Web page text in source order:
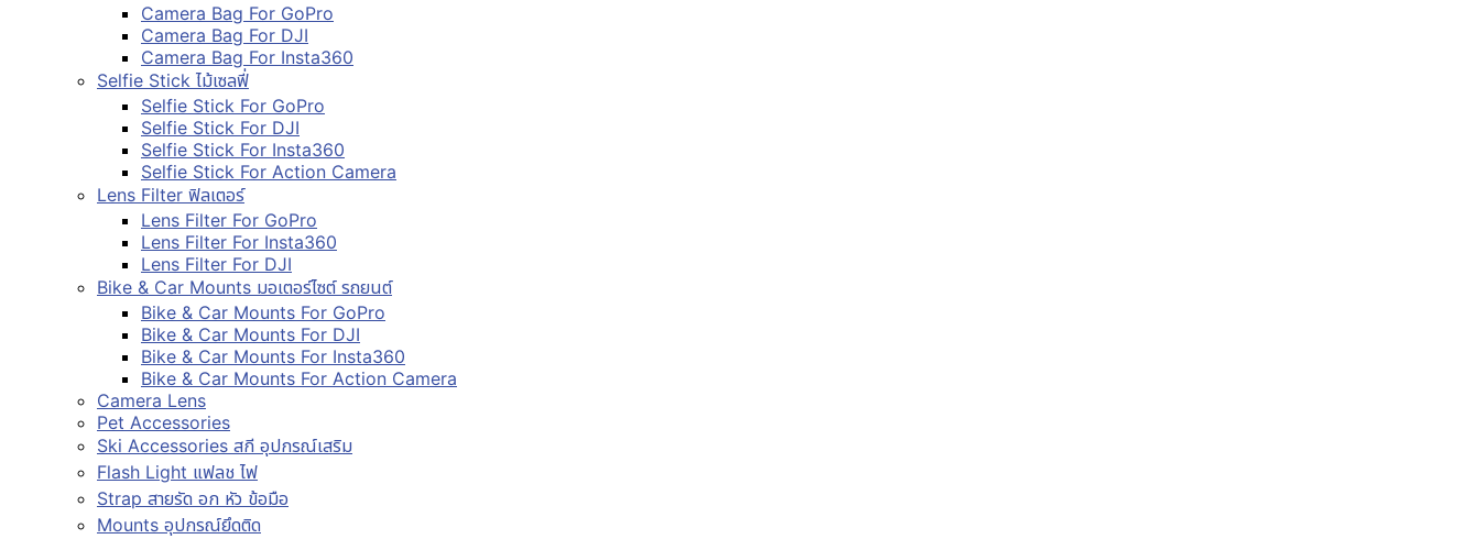
Camera Bag For GoPro
Camera Bag For DJI
Camera Bag For Insta360
Selfie Stick ไม้เซลฟี่
Selfie Stick For GoPro
Selfie Stick For DJI
Selfie Stick For Insta360
Selfie Stick For Action Camera
Lens Filter ฟิลเตอร์
Lens Filter For GoPro
Lens Filter For Insta360
Lens Filter For DJI
Bike & Car Mounts มอเตอร์ไซต์ รถยนต์
Bike & Car Mounts For GoPro
Bike & Car Mounts For DJI
Bike & Car Mounts For Insta360
Bike & Car Mounts For Action Camera
Camera Lens
Pet Accessories
Ski Accessories สกี อุปกรณ์เสริม
Flash Light แฟลช ไฟ
Strap สายรัด อก หัว ข้อมือ
Mounts อุปกรณ์ยึดติด